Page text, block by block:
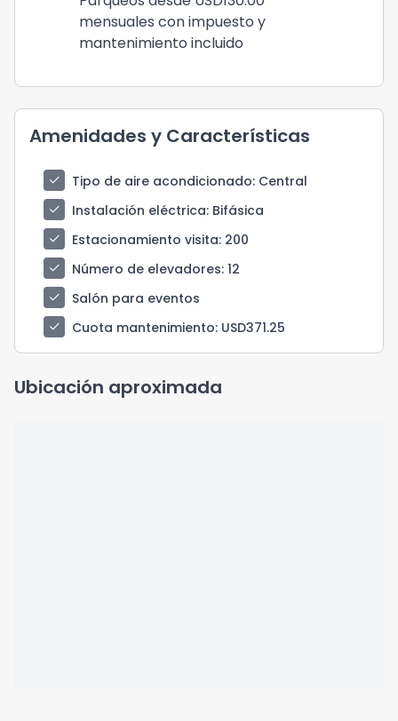
mensuales con impuesto y
mantenimiento incluido
Amenidades y Características
check Tipo de aire acondicionado: Central
check
Instalación eléctrica: Bifásica
check
Estacionamiento visita: 200
check
Número de elevadores: 12
check
Salón para eventos
check
Cuota mantenimiento: USD371.25
Ubicación aproximada